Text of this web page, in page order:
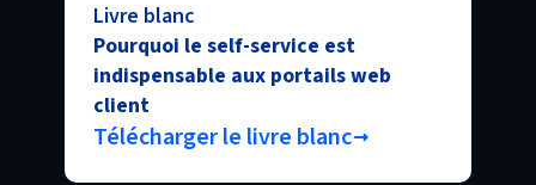
Livre blanc
Pourquoi le self-service est
indispensable aux portails web
client
Télécharger le livre blanc